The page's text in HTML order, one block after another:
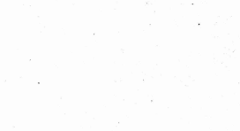
सूचना!
07/24/2026 - 20:06
२०८३।८४ का लागि सहजी बसपार्कमा
रकम संकलन गर्ने कार्यको लागि दरभाउ-